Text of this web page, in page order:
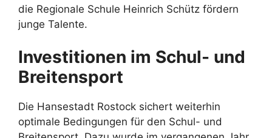
die Regionale Schule Heinrich Schütz fördern
junge Talente.
Investitionen im Schul- und
Breitensport
Die Hansestadt Rostock sichert weiterhin
optimale Bedingungen für den Schul- und